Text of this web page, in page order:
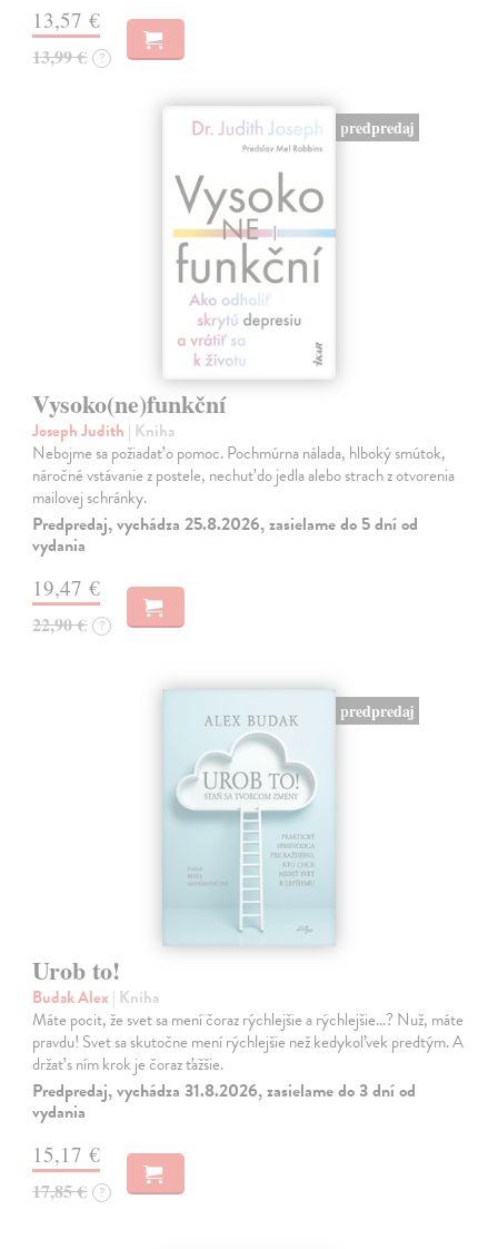
13,57 €
13,99 € ?
predpredaj
Vysoko(ne)funkční
Joseph Judith | Kniha
Nebojme sa požiadať o pomoc. Pochmúrna nálada, hlboký smútok,
náročné vstávanie z postele, nechuť do jedla alebo strach z otvorenia
mailovej schránky.
Predpredaj, vychádza 25.8.2026, zasielame do 5 dní od
vydania
19,47 €
22,90 € ?
predpredaj
Urob to!
Budak Alex | Kniha
Máte pocit, že svet sa mení čoraz rýchlejšie a rýchlejšie…? Nuž, máte
pravdu! Svet sa skutočne mení rýchlejšie než kedykoľvek predtým. A
držať s ním krok je čoraz ťažšie.
Predpredaj, vychádza 31.8.2026, zasielame do 3 dní od
vydania
15,17 €
17,85 € ?